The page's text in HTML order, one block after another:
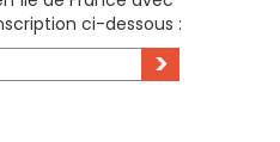
ci-dessous :
>